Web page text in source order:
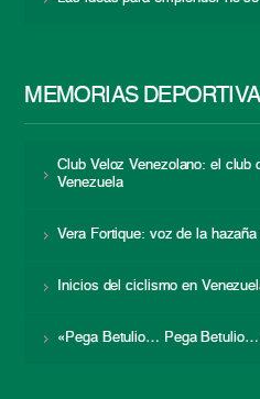
MEMORIAS
Club Veloz Venezolano: el
Venezuela
Vera Fortique: voz de la hazaña
Inicios del ciclismo en
«Pega Betulio… Pega Betulio…